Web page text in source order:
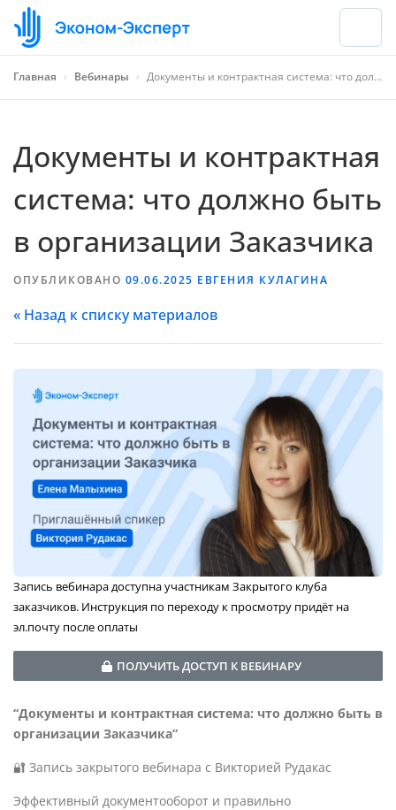
Главная › Вебинары › Документы и контрактная система: что должно быть в организации Заказчика
Документы и контрактная
система: что должно быть
в организации Заказчика
ОПУБЛИКОВАНО 09.06.2025 ЕВГЕНИЯ КУЛАГИНА
« Назад к списку материалов
Запись вебинара доступна участникам Закрытого клуба
заказчиков. Инструкция по переходу к просмотру придёт на
эл.почту после оплаты
ПОЛУЧИТЬ ДОСТУП К ВЕБИНАРУ
“Документы и контрактная система: что должно быть в
организации Заказчика”
🔐 Запись закрытого вебинара с Викторией Рудакас
Эффективный документооборот и правильно